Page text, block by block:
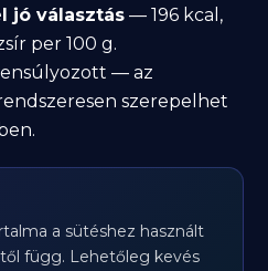
jó választás — 196 kcal,
per 100 g.
— az
szerepelhet
a sütéshez használt
függ. Lehetőleg kevés